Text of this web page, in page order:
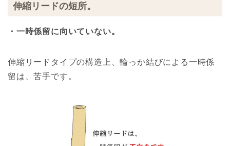
伸縮リードの短所。
・一時係留に向いていない。
伸縮リードタイプの構造上、輪っか結びによる一時係
留は、苦手です。